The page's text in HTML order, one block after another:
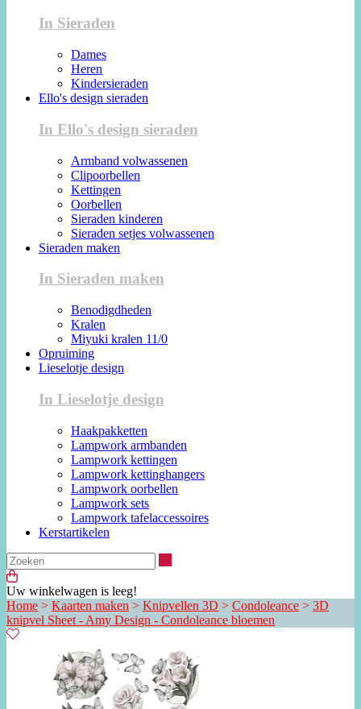
In Sieraden
Dames
Heren
Kindersieraden
Ello's design sieraden
In Ello's design sieraden
Armband volwassenen
Clipoorbellen
Kettingen
Oorbellen
Sieraden kinderen
Sieraden setjes volwassenen
Sieraden maken
In Sieraden maken
Benodigdheden
Kralen
Miyuki kralen 11/0
Opruiming
Lieselotje design
In Lieselotje design
Haakpakketten
Lampwork armbanden
Lampwork kettingen
Lampwork kettinghangers
Lampwork oorbellen
Lampwork sets
Lampwork tafelaccessoires
Kerstartikelen
Uw winkelwagen is leeg!
Home > Kaarten maken > Knipvellen 3D > Condoleance > 3D
knipvel Sheet - Amy Design - Condoleance bloemen